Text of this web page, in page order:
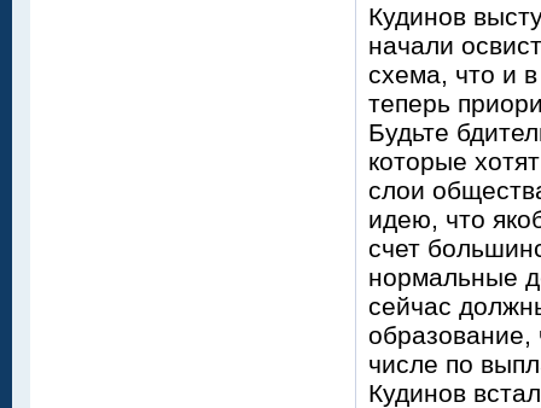
Кудинов
начали
схема, что и
теперь
Будьте
которые
слои
идею, что
счет
нормальные
сейчас
образование,
числе по
Кудинов